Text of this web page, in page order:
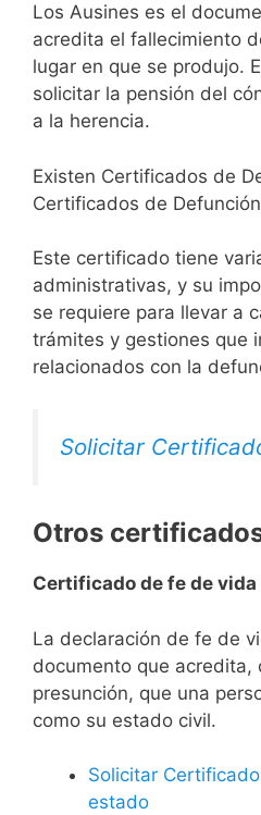
Los Ausines es el
acredita el fallecimiento
lugar en que se produjo.
solicitar la pensión del
a la herencia.
Existen Certificados de
Certificados de
Este certificado tiene
administrativas, y su
se requiere para llevar a
trámites y gestiones que
relacionados con la
Solicitar
Otros
Certificado de fe de vida
La declaración de fe de
documento que acredita,
presunción, que una
como su estado civil.
Solicitar
estado